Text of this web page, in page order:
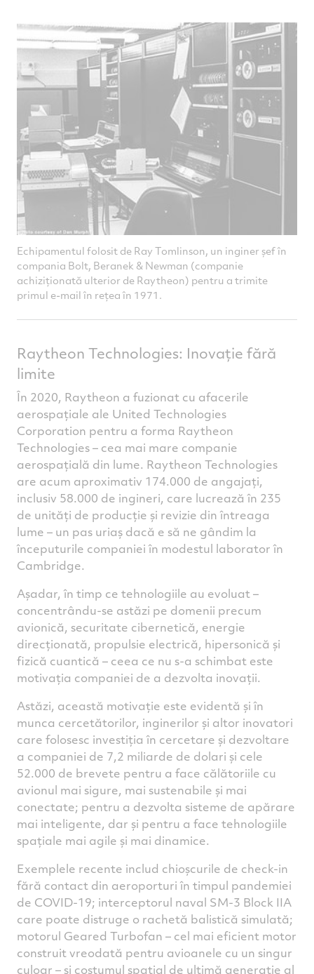
Echipamentul folosit de Ray Tomlinson, un inginer șef în
compania Bolt, Beranek & Newman (companie
achiziționată ulterior de Raytheon) pentru a trimite
primul e-mail în rețea în 1971.
Raytheon Technologies: Inovație fără
limite
În 2020, Raytheon a fuzionat cu afacerile
aerospațiale ale United Technologies
Corporation pentru a forma Raytheon
Technologies – cea mai mare companie
aerospațială din lume. Raytheon Technologies
are acum aproximativ 174.000 de angajați,
inclusiv 58.000 de ingineri, care lucrează în 235
de unități de producție și revizie din întreaga
lume – un pas uriaș dacă e să ne gândim la
începuturile companiei în modestul laborator în
Cambridge.
Așadar, în timp ce tehnologiile au evoluat –
concentrându-se astăzi pe domenii precum
avionică, securitate cibernetică, energie
direcționată, propulsie electrică, hipersonică și
fizică cuantică – ceea ce nu s-a schimbat este
motivația companiei de a dezvolta inovații.
Astăzi, această motivație este evidentă și în
munca cercetătorilor, inginerilor și altor inovatori
care folosesc investiția în cercetare și dezvoltare
a companiei de 7,2 miliarde de dolari și cele
52.000 de brevete pentru a face călătoriile cu
avionul mai sigure, mai sustenabile și mai
conectate; pentru a dezvolta sisteme de apărare
mai inteligente, dar și pentru a face tehnologiile
spațiale mai agile și mai dinamice.
Exemplele recente includ chioșcurile de check-in
fără contact din aeroporturi în timpul pandemiei
de COVID-19; interceptorul naval SM-3 Block IIA
care poate distruge o rachetă balistică simulată;
motorul Geared Turbofan – cel mai eficient motor
construit vreodată pentru avioanele cu un singur
culoar – și costumul spațial de ultimă generație al